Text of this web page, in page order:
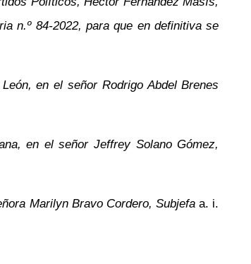
n.º 84-2022, para que en definitiva se
en el señor Rodrigo Abdel Brenes
en el señor Jeffrey Solano Gómez,
Marilyn Bravo Cordero, Subjefaa. i.